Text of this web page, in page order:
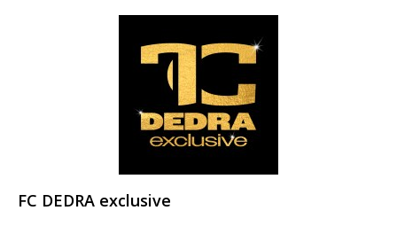
FC DEDRA exclusive